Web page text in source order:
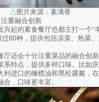
△图片来源：素满香
重融合创新
兴起的素食餐厅也都主打一个“
80种，提供包括凉菜、热菜、
厅还会十分注重菜品的融合创新
系特点，提供多样口味。比如
利进口的橄榄油和黑松露酱，
，口味更丰富。